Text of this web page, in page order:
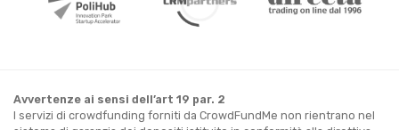
Avvertenze ai sensi dell’art 19 par. 2
I servizi di crowdfunding forniti da CrowdFundMe non rientrano nel